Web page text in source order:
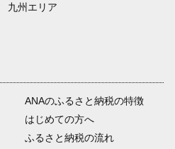
九州エリア
ANAのふるさと納税の特徴
はじめての方へ
ふるさと納税の流れ